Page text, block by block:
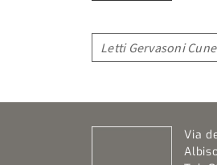
Letti Gervasoni
Via